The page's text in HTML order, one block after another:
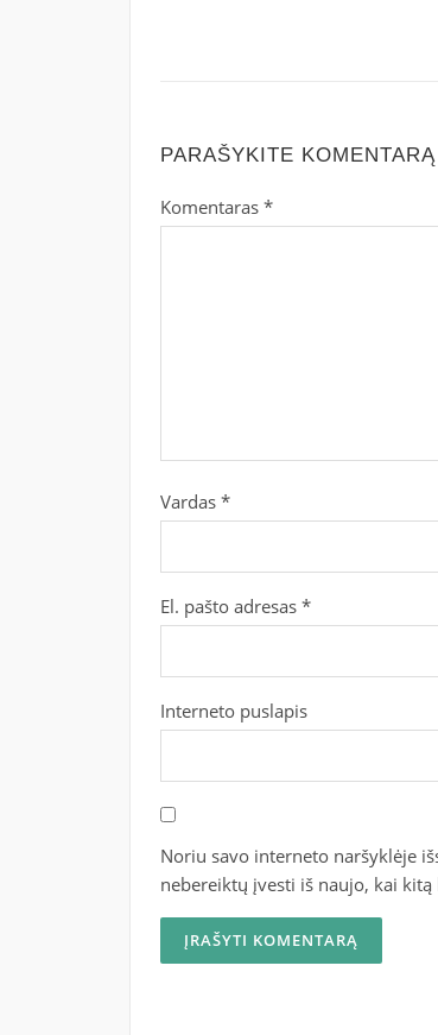
PARAŠYKITE KOMENTARĄ
Komentaras *
Vardas *
El. pašto adresas *
Interneto puslapis
Noriu savo interneto naršyklėje
nebereiktų įvesti iš naujo, kai